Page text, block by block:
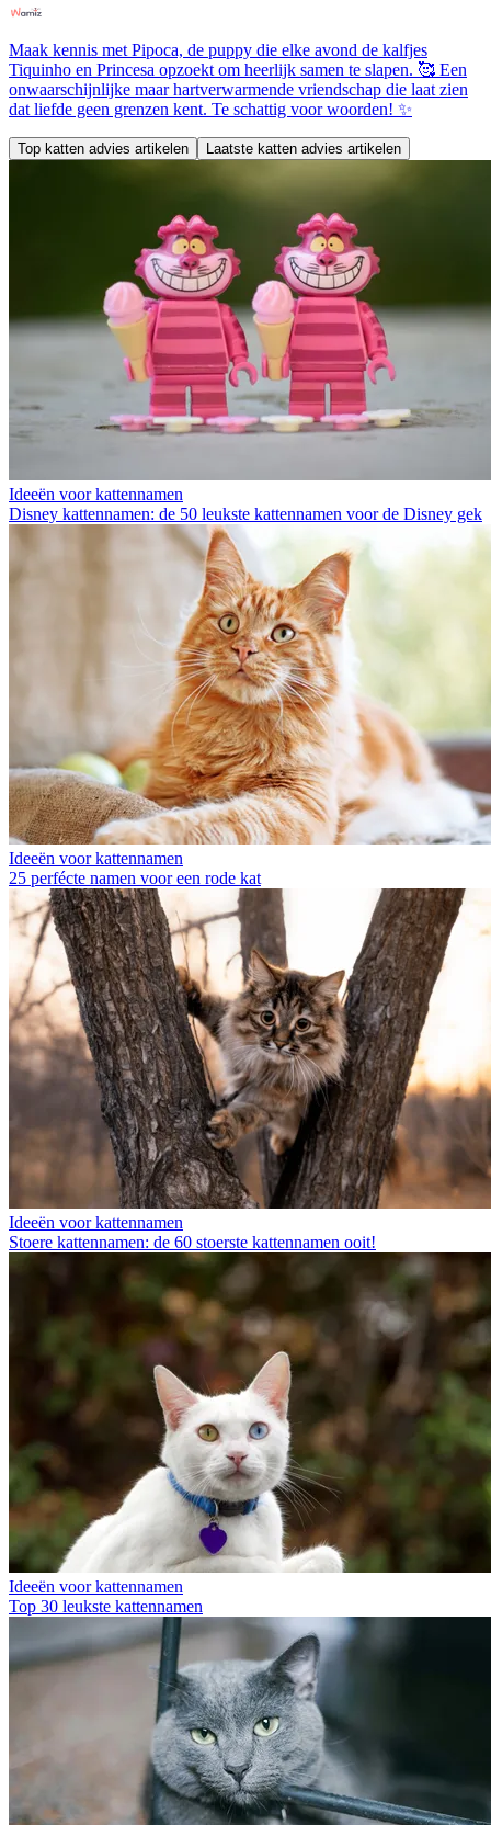
Maak kennis met Pipoca, de puppy die elke avond de kalfjes
Tiquinho en Princesa opzoekt om heerlijk samen te slapen. 🥰 Een
onwaarschijnlijke maar hartverwarmende vriendschap die laat zien
dat liefde geen grenzen kent. Te schattig voor woorden! ✨
Top katten advies artikelen Laatste katten advies artikelen
Ideeën voor kattennamen
Disney kattennamen: de 50 leukste kattennamen voor de Disney gek
Ideeën voor kattennamen
25 perfécte namen voor een rode kat
Ideeën voor kattennamen
Stoere kattennamen: de 60 stoerste kattennamen ooit!
Ideeën voor kattennamen
Top 30 leukste kattennamen